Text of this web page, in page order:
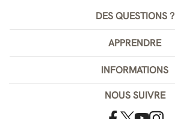
DES QUESTIONS ?
APPRENDRE
INFORMATIONS
NOUS SUIVRE